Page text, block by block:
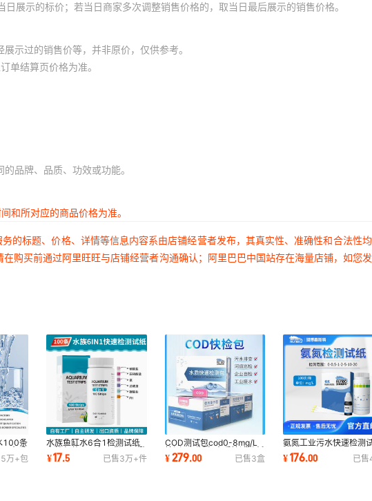
展示的标价；若当日商家多次调整销售价格的，取当日最后展示的销售价格。
示过的销售价等，并非原价，仅供参考。
单结算页价格为准。
品牌、品质、功效或功能。
和所对应的商品价格为准。
的标题、价格、详情等信息内容系由店铺经营者发布，其真实性、准确性和合法性
购买前通过阿里旺旺与店铺经营者沟通确认；阿里巴巴中国站存在海量店铺，如您
100条
水质
5万+包
水族鱼缸水6合1检测试纸
中性包装100条现货亚马逊
热销水族测试条
¥17.5 已售3万+件
COD测试包cod0-8mg/L
检测仪测试包水质快速分析
化学需氧量测试盒
¥279.00 已售3盒
氨氮工业污水快速检测
¥176.00 已售